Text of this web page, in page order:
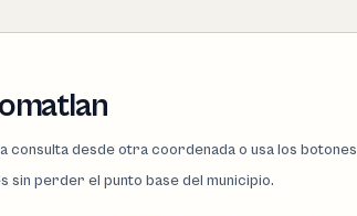
consulta desde otra coordenada o usa los botones
perder el punto base del municipio.